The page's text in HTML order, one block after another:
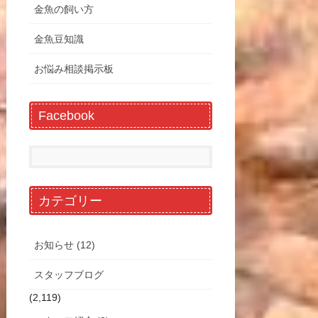
金魚の飼い方
金魚豆知識
お悩み相談掲示板
Facebook
カテゴリー
お知らせ (12)
スタッフブログ
(2,119)